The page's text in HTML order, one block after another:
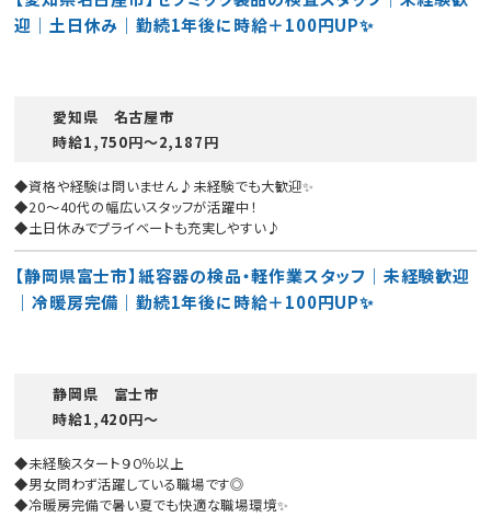
迎｜土日休み｜勤続1年後に時給＋100円UP✨
愛知県 名古屋市
時給1,750円〜2,187円
◆資格や経験は問いません♪未経験でも大歓迎✨
◆20〜40代の幅広いスタッフが活躍中！
◆土日休みでプライベートも充実しやすい♪
【静岡県富士市】紙容器の検品・軽作業スタッフ｜未経験歓迎
｜冷暖房完備｜勤続1年後に時給＋100円UP✨
静岡県 富士市
時給1,420円〜
◆未経験スタート９０％以上
◆男女問わず活躍している職場です◎
◆冷暖房完備で暑い夏でも快適な職場環境✨